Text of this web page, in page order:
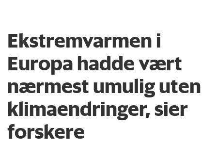
Ekstremvarmen i
Europa hadde vært
nærmest umulig uten
klimaendringer, sier
forskere